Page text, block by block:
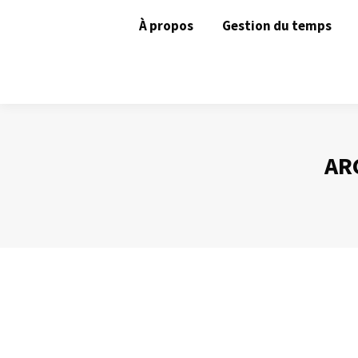
À propos Gestion du temps